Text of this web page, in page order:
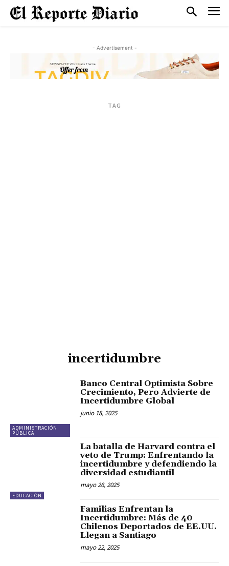
- Advertisement -
TAG
incertidumbre
ADMINISTRACIÓN
PÚBLICA
Banco Central Optimista Sobre
Crecimiento, Pero Advierte de
Incertidumbre Global
junio 18, 2025
EDUCACIÓN
La batalla de Harvard contra el
veto de Trump: Enfrentando la
incertidumbre y defendiendo la
diversidad estudiantil
mayo 26, 2025
Familias Enfrentan la
Incertidumbre: Más de 40
Chilenos Deportados de EE.UU.
Llegan a Santiago
mayo 22, 2025